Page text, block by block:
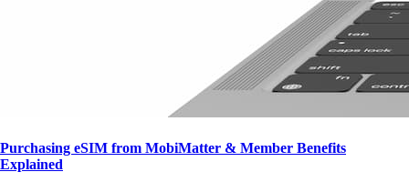
Purchasing eSIM from MobiMatter & Member Benefits
Explained